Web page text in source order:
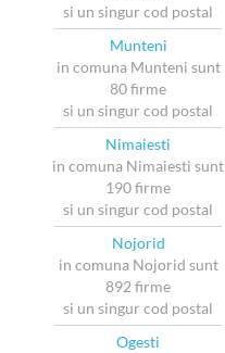
si un singur cod postal
Munteni
in comuna Munteni sunt
80 firme
si un singur cod postal
Nimaiesti
in comuna Nimaiesti sunt
190 firme
si un singur cod postal
Nojorid
in comuna Nojorid sunt
892 firme
si un singur cod postal
Ogesti